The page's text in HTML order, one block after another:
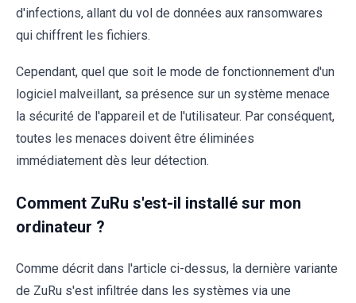
d'infections, allant du vol de données aux ransomwares
qui chiffrent les fichiers.
Cependant, quel que soit le mode de fonctionnement d'un
logiciel malveillant, sa présence sur un système menace
la sécurité de l'appareil et de l'utilisateur. Par conséquent,
toutes les menaces doivent être éliminées
immédiatement dès leur détection.
Comment ZuRu s'est-il installé sur mon
ordinateur ?
Comme décrit dans l'article ci-dessus, la dernière variante
de ZuRu s'est infiltrée dans les systèmes via une